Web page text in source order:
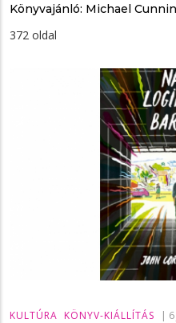
Könyvajánló: Michael
372 oldal
KULTÚRA KÖNYV-KIÁLLÍTÁS |